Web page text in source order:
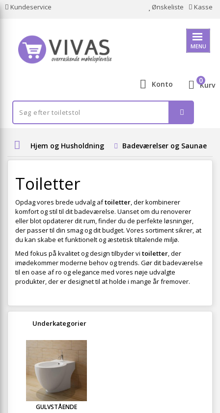
Kundeservice Ønskeliste Kasse
MENU
Konto Kurv
0
Hjem og Husholdning Badeværelser og Saunaer
Toiletter
Opdag vores brede udvalg aftoiletter, der kombinerer
komfort og stil til dit badeværelse. Uanset om du renoverer
eller blot opdaterer dit rum, finder du de perfekte løsninger,
der passer til din smag og dit budget. Vores sortiment sikrer, at
du kan skabe et funktionelt og æstetisk tiltalende miljø.
Med fokus på kvalitet og design tilbyder vi toiletter, der
imødekommer moderne behov og trends. Gør dit badeværelse
til en oase af ro og elegance med vores nøje udvalgte
produkter, der er designet til at holde i mange år fremover.
Underkategorier
GULVSTÅENDE